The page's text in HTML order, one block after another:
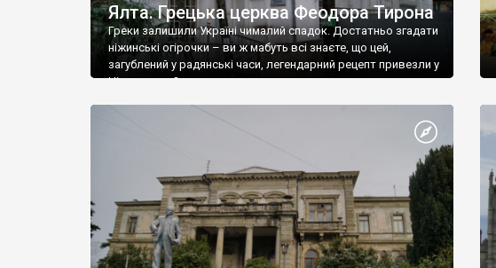
Ялта. Грецька церква Феодора Тирона
Греки залишили Україні чималий спадок. Достатньо згадати
ніжинські огірочки – ви ж мабуть всі знаєте, що цей,
загублений у радянські часи, легендарний рецепт привезли у
Ніжин греки?